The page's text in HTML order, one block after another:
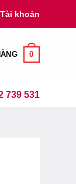
Tài khoản
0
739 531